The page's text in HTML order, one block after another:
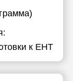
к ЕНТ